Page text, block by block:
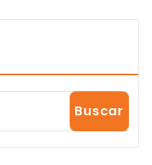
Buscar